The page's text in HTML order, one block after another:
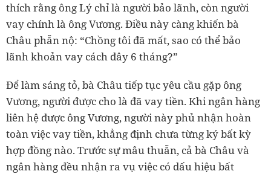
thích rằng ông Lý chỉ là người bảo lãnh, còn người
vay chính là ông Vương. Điều này càng khiến bà
Châu phẫn nộ: “Chồng tôi đã mất, sao có thể bảo
lãnh khoản vay cách đây 6 tháng?”
Để làm sáng tỏ, bà Châu tiếp tục yêu cầu gặp ông
Vương, người được cho là đã vay tiền. Khi ngân hàng
liên hệ được ông Vương,ngườinày phủ nhận hoàn
toàn việc vay tiền, khẳng định chưa từng ký bất kỳ
hợp đồng nào. Trước sự mâu thuẫn, cả bà Châu và
ngân hàng đều nhận ra vụ việc có dấu hiệu bất